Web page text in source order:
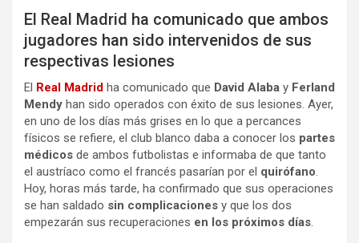
El Real Madrid ha comunicado que ambos
jugadores han sido intervenidos de sus
respectivas lesiones
El Real Madrid ha comunicado que David Alaba y Ferland
Mendy han sido operados con éxito de sus lesiones. Ayer,
en uno de los días más grises en lo que a percances
físicos se refiere, el club blanco daba a conocer los partes
médicos de ambos futbolistas e informaba de que tanto
el austríaco como el francés pasarían por el quirófano.
Hoy, horas más tarde, ha confirmado que sus operaciones
se han saldado sin complicaciones y que los dos
empezarán sus recuperaciones en los próximos días.